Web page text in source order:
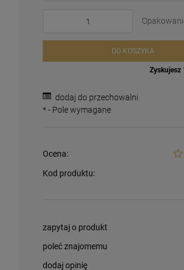
Magnesy religijne Kardynał Stefan
26,00 zł
DO KOSZYKA
Zyskujesz
dodaj do przechowalni
*- Pole wymagane
Ocena:
Kod produktu:
zapytaj o produkt
poleć znajomemu
dodaj opinię